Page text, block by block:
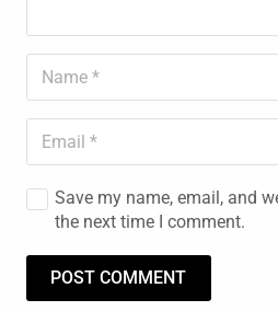
Save my name, email, and
the next time I comment.
POST COMMENT